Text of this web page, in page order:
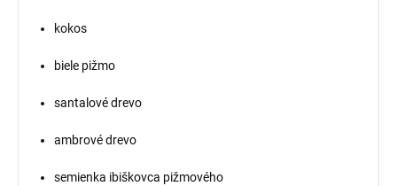
kokos
biele pižmo
santalové drevo
ambrové drevo
semienka ibiškovca pižmového